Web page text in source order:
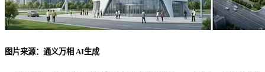
图片来源：通义万相 AI生成